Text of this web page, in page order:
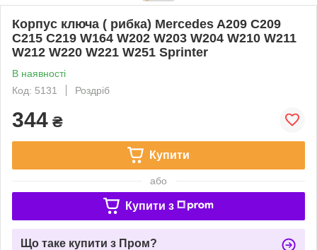
Корпус ключа ( рибка) Mercedes A209 C209
C215 C219 W164 W202 W203 W204 W210 W211
W212 W220 W221 W251 Sprinter
В наявності
Код: 5131
Роздріб
344 ₴
Купити
або
Купити з
Що таке купити з Пром?